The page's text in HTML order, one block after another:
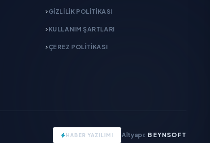
GIZLILIK POLITIKASI
KULLANIM ŞARTLARI
ÇEREZ POLITIKASI
HABER YAZILIMI Altyapı: BEYNSOFT